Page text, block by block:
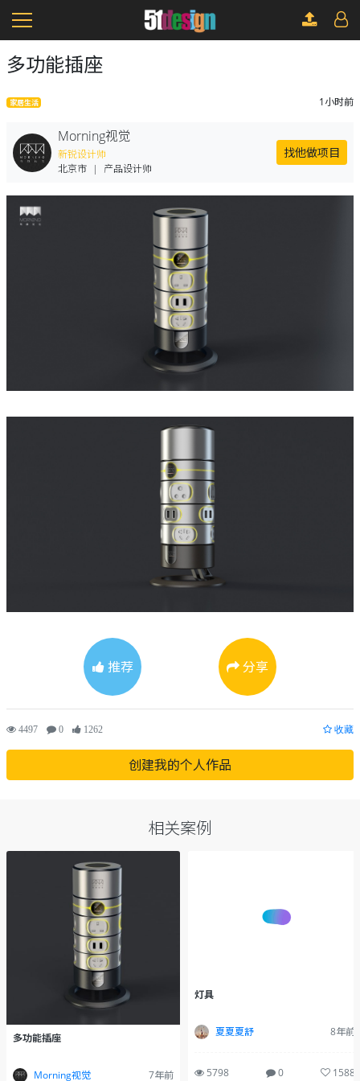
多功能插座
家居生活 1小时前
Morning视觉
新锐设计师
北京市 | 产品设计师
找他做项目
推荐 分享
4497 0 1262 收藏
创建我的个人作品
相关案例
多功能插座
Morning视觉 7年前
灯具
夏夏夏舒 8年前
5798 0 1588